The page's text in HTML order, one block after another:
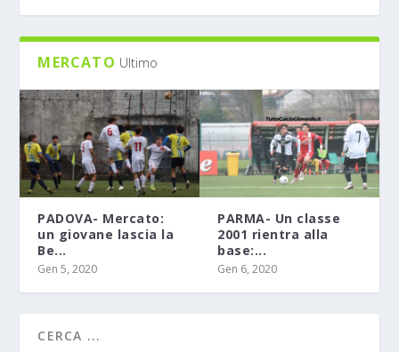
MERCATO Ultimo
PADOVA- Mercato:
un giovane lascia la
Be...
Gen 5, 2020
PARMA- Un classe
2001 rientra alla
base:...
Gen 6, 2020